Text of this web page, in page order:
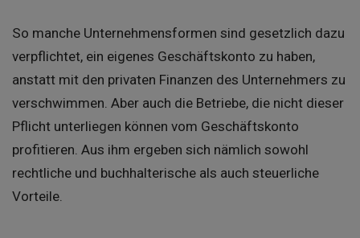
So manche Unternehmensformen sind gesetzlich dazu
verpflichtet, ein eigenes Geschäftskonto zu haben,
anstatt mit den privaten Finanzen des Unternehmers zu
verschwimmen. Aber auch die Betriebe, die nicht dieser
Pflicht unterliegen können vom Geschäftskonto
profitieren. Aus ihm ergeben sich nämlich sowohl
rechtliche und buchhalterische als auch steuerliche
Vorteile.